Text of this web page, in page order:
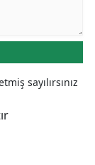
sayılırsınız